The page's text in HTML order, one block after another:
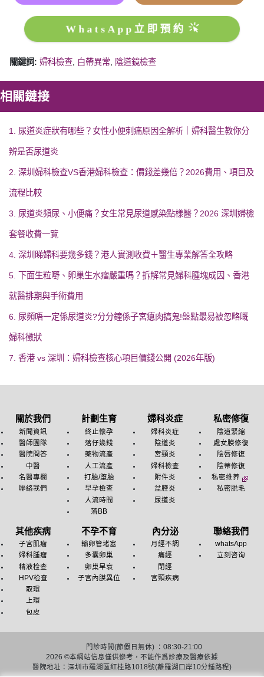
WhatsApp立即預約
關鍵詞: 婦科檢查, 白帶異常, 陰道鏡檢查
相關鏈接
1. 尿道炎症狀有哪些？女性小便刺痛原因全解析｜婦科醫生教你分
辨是否尿道炎
2. 深圳婦科檢查VS香港婦科檢查：價錢差幾倍？2026費用、項目及
流程比較
3. 尿道炎頻尿、小便痛？女生常見尿道感染點樣醫？2026 深圳婦檢
套餐收費一覽
4. 深圳睇婦科要幾多錢？港人實測收費＋醫生專業解答全攻略
5. 下面生粒嘢、卵巢生水瘤嚴重嗎？拆解常見婦科腫塊成因、香港
就醫排期與手術費用
6. 尿頻唔一定係尿道炎?分分鐘係子宮瘜肉搞鬼!盤點最易被忽略嘅
婦科徵狀
7. 香港 vs 深圳：婦科檢查核心項目價錢公開 (2026年版)
關於我們
新聞資訊
醫師團隊
醫院問答
中醫
名醫專欄
聯絡我們
計劃生育
終止懷孕
落仔幾錢
藥物流產
人工流產
打胎/堕胎
早孕檢查
人流時間
落BB
婦科炎症
婦科炎症
陰道炎
宮頸炎
婦科檢查
附件炎
盆腔炎
尿道炎
私密修復
陰道緊縮
處女膜修復
陰唇修復
陰蒂修復
私密维养
私密脱毛
其他疾病
子宮肌瘤
婦科腫瘤
精液检查
HPV检查
取環
上環
包皮
不孕不育
輸卵管堵塞
多囊卵巢
卵巢早衰
子宮內膜異位
內分泌
月經不調
痛經
閉經
宮頸疾病
聯絡我們
whatsApp
立刻咨询
2026 ©
門診時間(節假日無休) ：08:30-21:00
本網站信息僅供慘考，不能作爲診療及醫療依據
醫院地址：深圳市羅湖區紅桂路1018號(離羅湖口岸10分鍾路程)